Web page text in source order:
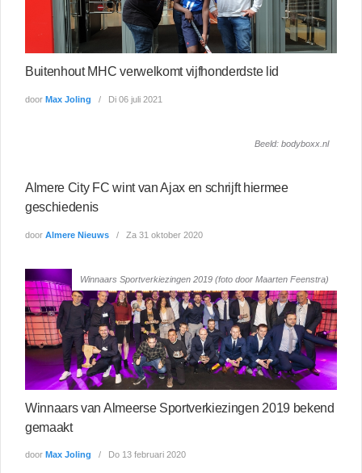
Buitenhout MHC verwelkomt vijfhonderdste lid
door Max Joling Di 06 juli 2021
Beeld: bodyboxx.nl
Almere City FC wint van Ajax en schrijft hiermee
geschiedenis
door Almere Nieuws Za 31 oktober 2020
Winnaars Sportverkiezingen 2019 (foto door Maarten Feenstra)
Winnaars van Almeerse Sportverkiezingen 2019 bekend
gemaakt
door Max Joling Do 13 februari 2020